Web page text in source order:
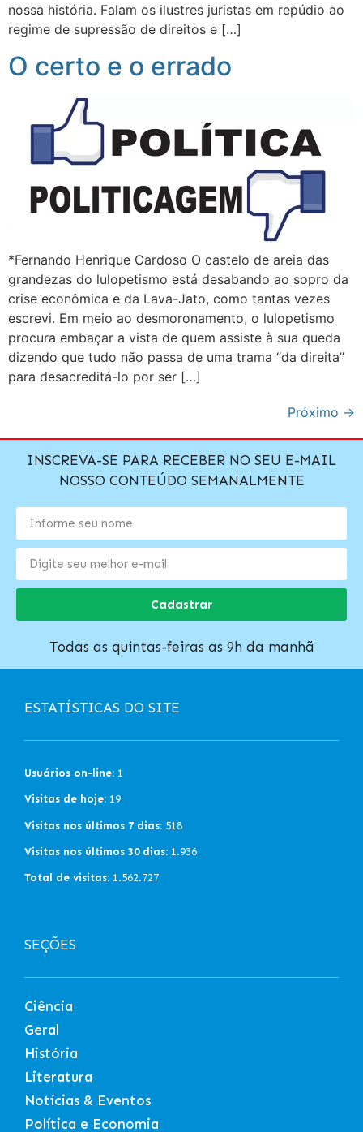
nossa história. Falam os ilustres juristas em repúdio ao
regime de supressão de direitos e […]
O certo e o errado
*Fernando Henrique Cardoso O castelo de areia das
grandezas do lulopetismo está desabando ao sopro da
crise econômica e da Lava-Jato, como tantas vezes
escrevi. Em meio ao desmoronamento, o lulopetismo
procura embaçar a vista de quem assiste à sua queda
dizendo que tudo não passa de uma trama “da direita”
para desacreditá-lo por ser […]
Próximo →
INSCREVA-SE PARA RECEBER NO SEU E-MAIL
NOSSO CONTEÚDO SEMANALMENTE
Cadastrar
Todas as quintas-feiras as 9h da manhã
ESTATÍSTICAS DO SITE
Usuários on-line: 1
Visitas de hoje: 19
Visitas nos últimos 7 dias: 518
Visitas nos últimos 30 dias: 1.936
Total de visitas: 1.562.727
SEÇÕES
Ciência
Geral
História
Literatura
Notícias & Eventos
Política e Economia